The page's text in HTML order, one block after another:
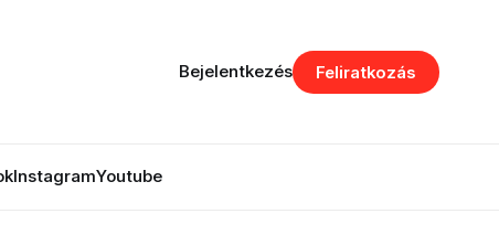
InstagramYoutube
Bejelentkezés Feliratkozás